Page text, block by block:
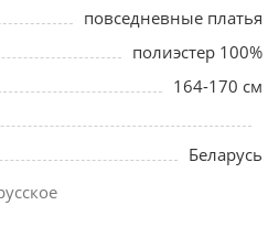
повседневные платья
полиэстер 100%
164-170 см
Беларусь